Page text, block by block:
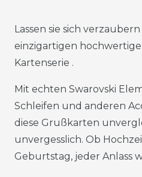
Lassen sie sich
einzigartigen
Kartenserie .
Mit echten Swarovski
Schleifen und anderen
diese Grußkarten
unvergesslich. Ob
Geburtstag, jeder Anlass